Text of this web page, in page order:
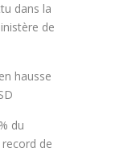
dans la
de
hausse
du
de